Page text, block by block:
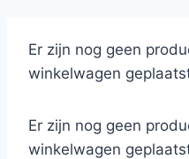
Er zijn nog geen
winkelwagen
Er zijn nog geen
winkelwagen